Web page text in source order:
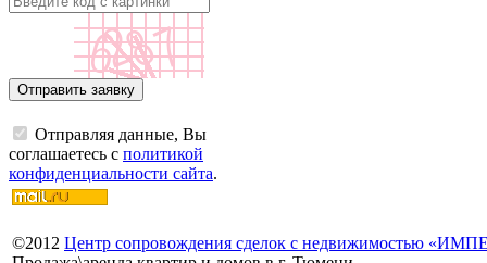
Отправляя данные, Вы
соглашаетесь с политикой
конфиденциальности сайта.
©2012 Центр сопровождения сделок с недвижимостью